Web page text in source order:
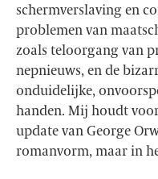
schermverslaving en
problemen van
zoals teloorgang van
nepnieuws, en de
onduidelijke,
handen. Mij houdt
update van George
romanvorm, maar in